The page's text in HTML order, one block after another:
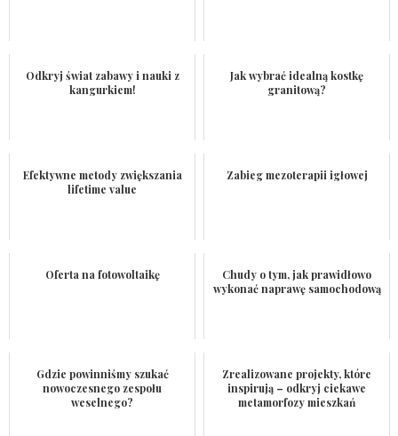
Odkryj świat zabawy i nauki z
kangurkiem!
Jak wybrać idealną kostkę
granitową?
Efektywne metody zwiększania
lifetime value
Zabieg mezoterapii igłowej
Oferta na fotowoltaikę
Chudy o tym, jak prawidłowo
wykonać naprawę samochodową
Gdzie powinniśmy szukać
nowoczesnego zespołu
weselnego?
Zrealizowane projekty, które
inspirują – odkryj ciekawe
metamorfozy mieszkań